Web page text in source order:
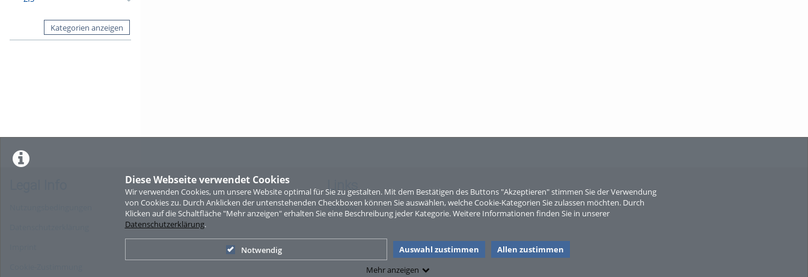
Diese Webseite verwendet Cookies
Wir verwenden Cookies, um unsere Website optimal für Sie zu gestalten. Mit dem Bestätigen des Buttons "Akzeptieren" stimmen Sie der Verwendung
von Cookies zu. Durch Anklicken der untenstehenden Checkboxen können Sie auswählen, welche Cookie-Kategorien Sie zulassen möchten. Durch
Klicken auf die Schaltfläche "Mehr anzeigen" erhalten Sie eine Beschreibung jeder Kategorie. Weitere Informationen finden Sie in unserer
Datenschutzerklärung.
Notwendig Auswahl zustimmen
Allen zustimmen
Mehr anzeigen
Kategorien anzeigen
Sperber
Links
Sitemap